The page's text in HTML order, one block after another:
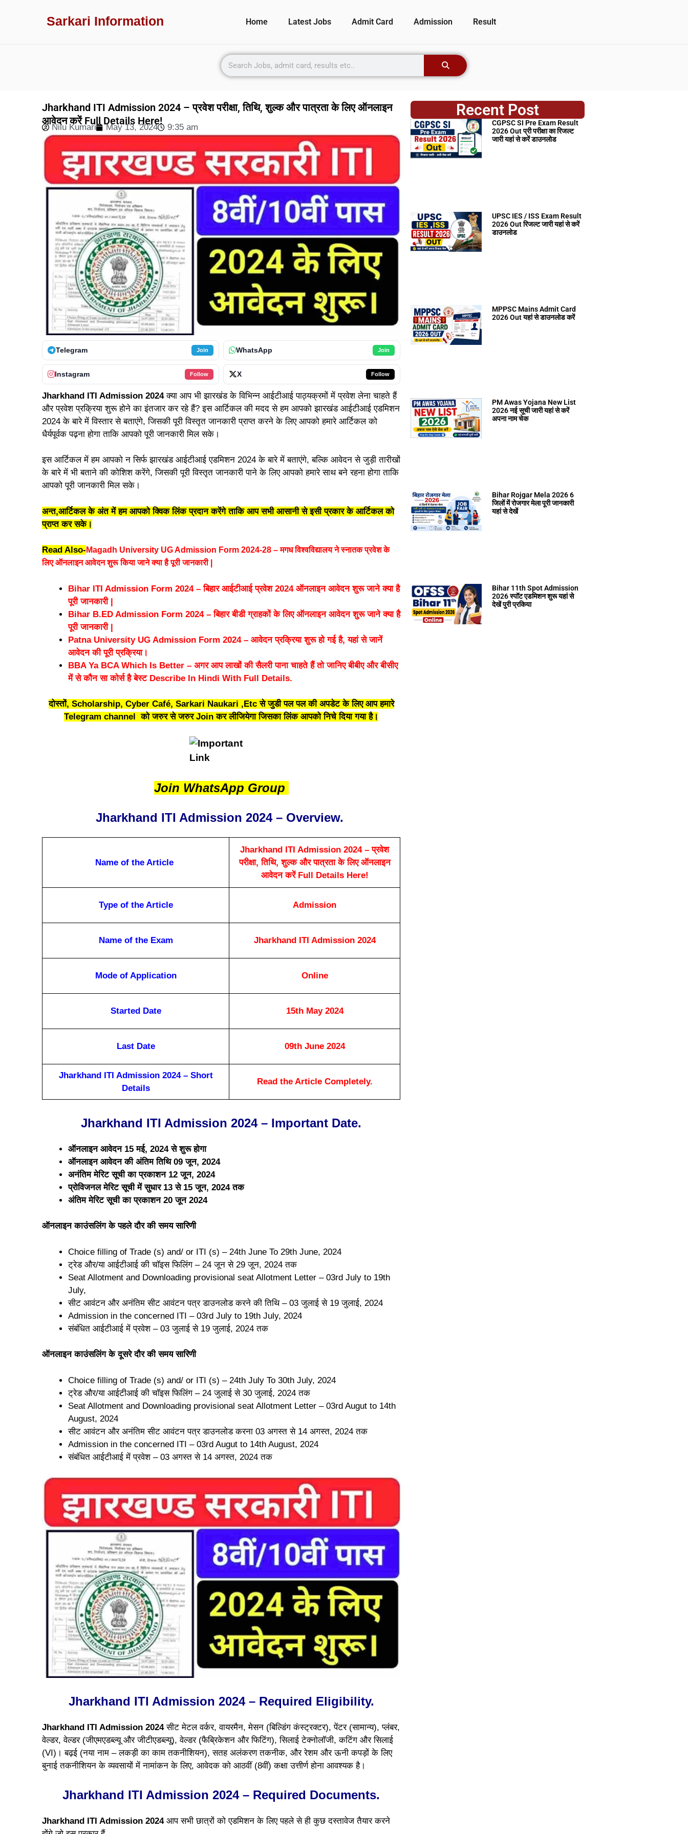
Sarkari Information Home Latest Jobs Admit Card Admission Result
Jharkhand ITI Admission 2024 – प्रवेश परीक्षा, तिथि, शुल्क और पात्रता के लिए ऑनलाइन
आवेदन करें Full Details Here!
Nilu Kumari May 13, 2024 9:35 am
Telegram Join WhatsApp Join
Instagram Follow X Follow
Jharkhand ITI Admission 2024क्या आप भी झारखंड के विभिन्न आईटीआई पाठ्यक्रमों में प्रवेश लेना चाहते हैं
और प्रवेश प्रक्रिया शुरू होने का इंतजार कर रहे हैं? इस आर्टिकल की मदद से हम आपको झारखंड आईटीआई एडमिशन
2024 के बारे में विस्तार से बताएंगे, जिसकी पूरी विस्तृत जानकारी प्राप्त करने के लिए आपको हमारे आर्टिकल को
धैर्यपूर्वक पढ़ना होगा ताकि आपको पूरी जानकारी मिल सके।
इस आर्टिकल में हम आपको न सिर्फ झारखंड आईटीआई एडमिशन 2024 के बारे में बताएंगे, बल्कि आवेदन से जुड़ी तारीखों
के बारे में भी बताने की कोशिश करेंगे, जिसकी पूरी विस्तृत जानकारी पाने के लिए आपको हमारे साथ बने रहना होगा ताकि
आपको पूरी जानकारी मिल सके।
अन्त,आर्टिकल के अंत में हम आपको क्विक लिंक प्रदान करेंगे ताकि आप सभी आसानी से इसी प्रकार के आर्टिकल को
प्राप्त कर सके।
Read Also- Magadh University UG Admission Form 2024-28 – मगध विश्वविद्यालय ने स्नातक प्रवेश के
लिए ऑनलाइन आवेदन शुरू किया जाने क्या है पूरी जानकारी |
Bihar ITI Admission Form 2024 – बिहार आईटीआई प्रवेश 2024 ऑनलाइन आवेदन शुरू जाने क्या है
पूरी जानकारी |
Bihar B.ED Admission Form 2024 – बिहार बीडी ग्राहकों के लिए ऑनलाइन आवेदन शुरू जाने क्या है
पूरी जानकारी |
Patna University UG Admission Form 2024 – आवेदन प्रक्रिया शुरू हो गई है, यहां से जानें
आवेदन की पूरी प्रक्रिया।
BBA Ya BCA Which Is Better – अगर आप लाखों की सैलरी पाना चाहते हैं तो जानिए बीबीए और बीसीए
में से कौन सा कोर्स है बेस्ट Describe In Hindi With Full Details.
दोस्तों, Scholarship, Cyber Café, Sarkari Naukari ,Etc से जुडी पल पल की अपडेट के लिए आप हमारे
Telegram channel को जरुर से जरुर Join कर लीजियेगा जिसका लिंक आपको निचे दिया गया है।
Join WhatsApp Group
Jharkhand ITI Admission 2024 – Overview.
Name of the Article
Jharkhand ITI Admission 2024 – प्रवेश
परीक्षा, तिथि, शुल्क और पात्रता के लिए ऑनलाइन
आवेदन करें Full Details Here!
Type of the Article Admission
Name of the Exam Jharkhand ITI Admission 2024
Mode of Application Online
Started Date 15th May 2024
Last Date 09th June 2024
Jharkhand ITI Admission 2024 – Short
Details
Read the Article Completely.
Jharkhand ITI Admission 2024 – Important Date.
ऑनलाइन आवेदन 15 मई, 2024 से शुरू होगा
ऑनलाइन आवेदन की अंतिम तिथि 09 जून, 2024
अनंतिम मेरिट सूची का प्रकाशन 12 जून, 2024
प्रोविजनल मेरिट सूची में सुधार 13 से 15 जून, 2024 तक
अंतिम मेरिट सूची का प्रकाशन 20 जून 2024
ऑनलाइन काउंसलिंग के पहले दौर की समय सारिणी
Choice filling of Trade (s) and/ or ITI (s) – 24th June To 29th June, 2024
ट्रेड और/या आईटीआई की चॉइस फिलिंग – 24 जून से 29 जून, 2024 तक
Seat Allotment and Downloading provisional seat Allotment Letter – 03rd July to 19th
July,
सीट आवंटन और अनंतिम सीट आवंटन पत्र डाउनलोड करने की तिथि – 03 जुलाई से 19 जुलाई, 2024
Admission in the concerned ITI – 03rd July to 19th July, 2024
संबंधित आईटीआई में प्रवेश – 03 जुलाई से 19 जुलाई, 2024 तक
ऑनलाइन काउंसलिंग के दूसरे दौर की समय सारिणी
Choice filling of Trade (s) and/ or ITI (s) – 24th July To 30th July, 2024
ट्रेड और/या आईटीआई की चॉइस फिलिंग – 24 जुलाई से 30 जुलाई, 2024 तक
Seat Allotment and Downloading provisional seat Allotment Letter – 03rd Augut to 14th
August, 2024
सीट आवंटन और अनंतिम सीट आवंटन पत्र डाउनलोड करना 03 अगस्त से 14 अगस्त, 2024 तक
Admission in the concerned ITI – 03rd Augut to 14th August, 2024
संबंधित आईटीआई में प्रवेश – 03 अगस्त से 14 अगस्त, 2024 तक
Jharkhand ITI Admission 2024 – Required Eligibility.
Jharkhand ITI Admission 2024सीट मेटल वर्कर, वायरमैन, मेसन (बिल्डिंग कंस्ट्रक्टर), पेंटर (सामान्य), प्लंबर,
वेल्डर, वेल्डर (जीएमएडब्ल्यू और जीटीएडब्ल्यू), वेल्डर (फैब्रिकेशन और फिटिंग), सिलाई टेक्नोलॉजी, कटिंग और सिलाई
(VI)। बढ़ई (नया नाम – लकड़ी का काम तकनीशियन), सतह अलंकरण तकनीक, और रेशम और ऊनी कपड़ों के लिए
बुनाई तकनीशियन के व्यवसायों में नामांकन के लिए, आवेदक को आठवीं (8वीं) कक्षा उत्तीर्ण होना आवश्यक है।
Jharkhand ITI Admission 2024 – Required Documents.
Jharkhand ITI Admission 2024 आप सभी छात्रों को एडमिशन के लिए पहले से ही कुछ दस्तावेज तैयार करने
Recent Post
CGPSC SI Pre Exam Result
2026 Out प्री परीक्षा का रिजल्ट
जारी यहां से करें डाउनलोड
UPSC IES / ISS Exam Result
2026 Out रिजल्ट जारी यहां से करें
डाउनलोड
MPPSC Mains Admit Card
2026 Out यहां से डाउनलोड करें
PM Awas Yojana New List
2026 नई सूची जारी यहां से करें
अपना नाम चेक
Bihar Rojgar Mela 2026 6
जिलों में रोजगार मेला पूरी जानकारी
यहां से देखें
Bihar 11th Spot Admission
2026 स्पॉट एडमिशन शुरू यहां से
देखें पुरी प्रकिया